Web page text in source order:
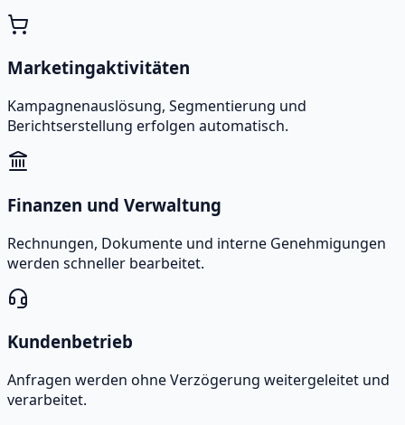
Marketingaktivitäten
Kampagnenauslösung, Segmentierung und
Berichtserstellung erfolgen automatisch.
Finanzen und Verwaltung
Rechnungen, Dokumente und interne Genehmigungen
werden schneller bearbeitet.
Kundenbetrieb
Anfragen werden ohne Verzögerung weitergeleitet und
verarbeitet.